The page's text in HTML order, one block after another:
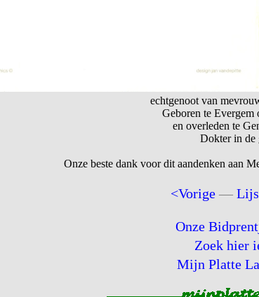
echtgenoot van
Geboren te Evergem
en overleden te
Dokter in de
Onze beste dank voor dit aandenken aan
<Vorige —
Onze
Zoek hier
Mijn Platte